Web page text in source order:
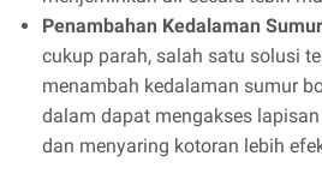
Penambahan Kedalaman
cukup parah, salah satu solusi
menambah kedalaman sumur
dalam dapat mengakses
dan menyaring kotoran lebih